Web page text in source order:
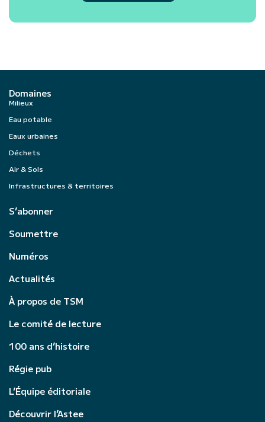
Domaines
Milieux
Eau potable
Eaux urbaines
Déchets
Air & Sols
Infrastructures & territoires
S’abonner
Soumettre
Numéros
Actualités
À propos de TSM
Le comité de lecture
100 ans d’histoire
Régie pub
L’Équipe éditoriale
Découvrir l’Astee